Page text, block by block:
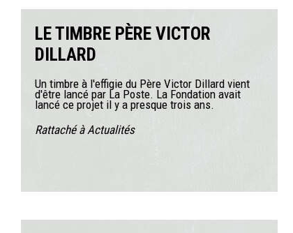
LE TIMBRE PÈRE VICTOR
DILLARD
Un timbre à l'effigie du Père Victor Dillard vient
d'être lancé par La Poste. La Fondation avait
lancé ce projet il y a presque trois ans.
Rattaché à Actualités